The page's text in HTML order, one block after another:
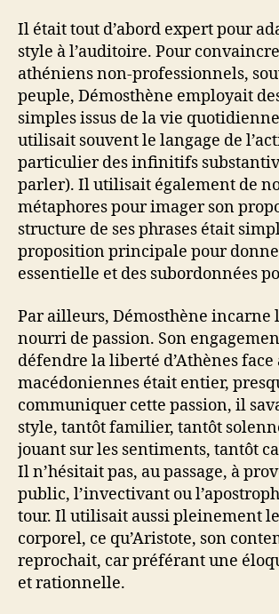
Il était tout d’abord expert pour
style à l’auditoire. Pour
athéniens non-professionnels,
peuple, Démosthène employait
simples issus de la vie
utilisait souvent le langage de
particulier des infinitifs
parler). Il utilisait également de
métaphores pour imager son
structure de ses phrases était
proposition principale pour
essentielle et des subordonnées
Par ailleurs, Démosthène incarne
nourri de passion. Son
défendre la liberté d’Athènes face
macédoniennes était entier,
communiquer cette passion, il
style, tantôt familier, tantôt
jouant sur les sentiments, tantôt
Il n’hésitait pas, au passage, à
public, l’invectivant ou
tour. Il utilisait aussi pleinement
corporel, ce qu’Aristote, son
reprochait, car préférant une
et rationnelle.